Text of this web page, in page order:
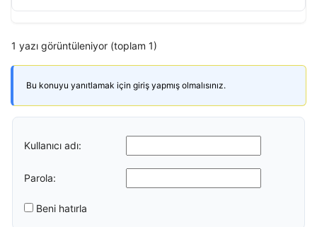
1 yazı görüntüleniyor (toplam 1)
Bu konuyu yanıtlamak için giriş yapmış olmalısınız.
Kullanıcı adı:
Parola:
Beni hatırla